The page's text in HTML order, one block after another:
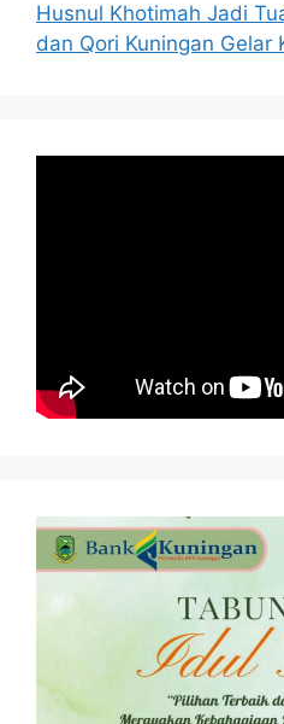
Husnul Khotimah Jadi
dan Qori Kuningan Gelar